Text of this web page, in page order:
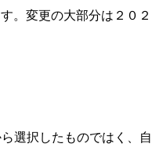
。変更の大部分は２０
選択したものではく、